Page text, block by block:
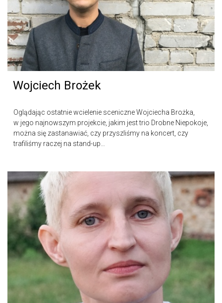
Wojciech Brożek
Oglądając ostatnie wcielenie sceniczne Wojciecha Brożka,
w jego najnowszym projekcie, jakim jest trio Drobne Niepokoje,
można się zastanawiać, czy przyszliśmy na koncert, czy
trafiliśmy raczej na stand-up…